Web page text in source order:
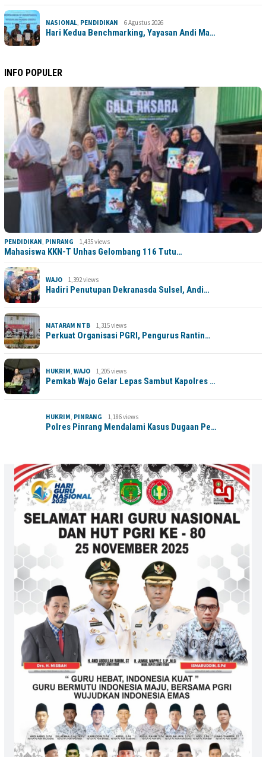
NASIONAL, PENDIDIKAN 6 Agustus 2026
Hari Kedua Benchmarking, Yayasan Andi Ma…
INFO POPULER
PENDIDIKAN, PINRANG 1,435 views
Mahasiswa KKN-T Unhas Gelombang 116 Tutu…
WAJO 1,392 views
Hadiri Penutupan Dekranasda Sulsel, Andi…
MATARAM NTB 1,315 views
Perkuat Organisasi PGRI, Pengurus Rantin…
HUKRIM, WAJO 1,205 views
Pemkab Wajo Gelar Lepas Sambut Kapolres …
HUKRIM, PINRANG 1,186 views
Polres Pinrang Mendalami Kasus Dugaan Pe…